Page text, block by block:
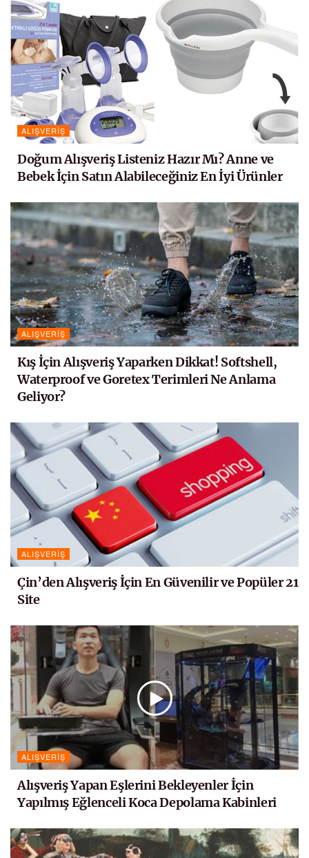
ALIŞVERIŞ
Doğum Alışveriş Listeniz Hazır Mı? Anne ve
Bebek İçin Satın Alabileceğiniz En İyi Ürünler
ALIŞVERIŞ
Kış İçin Alışveriş Yaparken Dikkat! Softshell,
Waterproof ve Goretex Terimleri Ne Anlama
Geliyor?
ALIŞVERIŞ
Çin’den Alışveriş İçin En Güvenilir ve Popüler 21
Site
ALIŞVERIŞ
Alışveriş Yapan Eşlerini Bekleyenler İçin
Yapılmış Eğlenceli Koca Depolama Kabinleri